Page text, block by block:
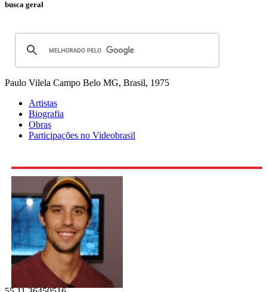
busca geral
Paulo Vilela Campo Belo MG, Brasil, 1975
Artistas
Biografia
Obras
Participações no Videobrasil